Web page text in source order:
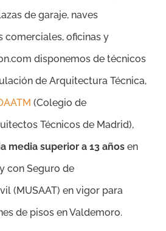
de garaje, naves
comerciales, oficinas y
disponemos de técnicos
de Arquitectura Técnica,
(Colegio de
Técnicos de Madrid),
media superior a 13 años en
con Seguro de
(MUSAAT) en vigor para
de pisos en Valdemoro.